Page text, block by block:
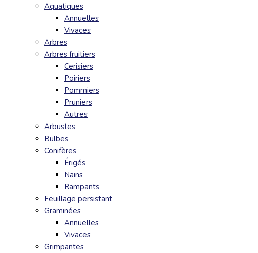
Aquatiques
Annuelles
Vivaces
Arbres
Arbres fruitiers
Cerisiers
Poiriers
Pommiers
Pruniers
Autres
Arbustes
Bulbes
Conifères
Érigés
Nains
Rampants
Feuillage persistant
Graminées
Annuelles
Vivaces
Grimpantes